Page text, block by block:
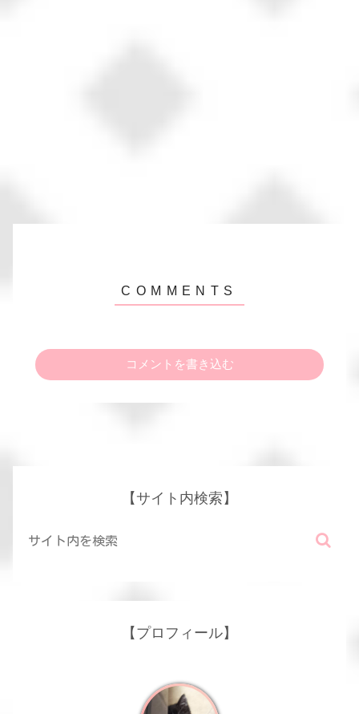
コメントを書き込む
【サイト内検索】
【プロフィール】